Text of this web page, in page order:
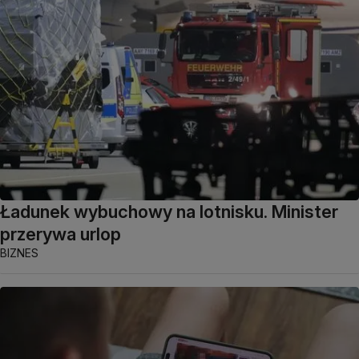
Ładunek wybuchowy na lotnisku. Minister
przerywa urlop
BIZNES